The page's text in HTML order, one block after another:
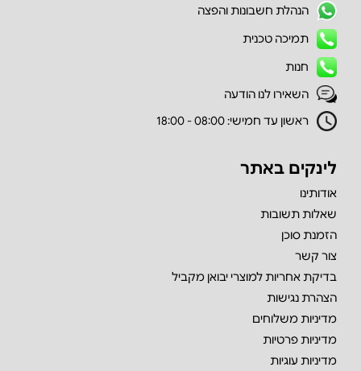
הנהלת חשבונות והפצה
תמיכה טכנית
חנות
השאירו לנו הודעה
ראשון עד חמישי: 08:00 - 18:00
לינקים באתר
אודותינו
שאלות תשובות
הזמנת סוכן
צור קשר
בדיקת אחריות למוצרי יבואן מקביל
הצהרת נגישות
מדיניות משלוחים
מדיניות פרטיות
מדיניות עוגיות